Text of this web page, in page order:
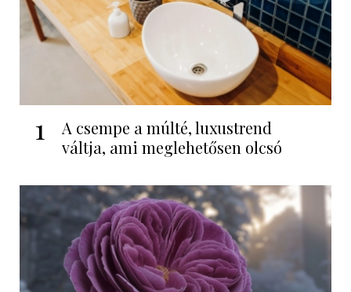
1
A csempe a múlté, luxustrend
váltja, ami meglehetősen olcsó